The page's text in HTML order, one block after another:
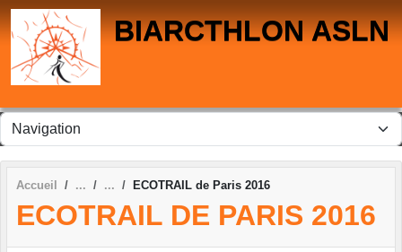
BIARCTHLON ASLN
Accueil ECOTRAIL de Paris 2016
ECOTRAIL DE PARIS 2016
Panneau de gestion des cookies